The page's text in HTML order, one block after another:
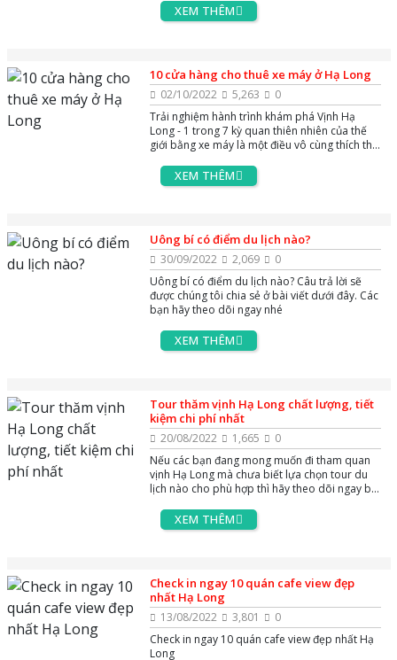
xa hoa và chất lượng phục vụ tiện nghi bậc
nhất.
XEM THÊM
10 cửa hàng cho thuê xe máy ở Hạ Long
02/10/2022 5,263
0
Trải nghiệm hành trình khám phá Vịnh Hạ
Long - 1 trong 7 kỳ quan thiên nhiên của thế
giới bằng xe máy là một điều vô cùng thích thú
cửa hàng, địa chỉ cho thuê xe máy cho bạn lựa
chọn. Nhưng làm sao để thuê xe máy Hạ Long
thuê xe máy ở Hạ Long cực uy tín và chất
lượng dưới đây nhé!
XEM THÊM
Uông bí có điểm du lịch nào?
30/09/2022 2,069
0
Uông bí có điểm du lịch nào? Câu trả lời sẽ
được chúng tôi chia sẻ ở bài viết dưới đây. Các
bạn hãy theo dõi ngay nhé
XEM THÊM
Tour thăm vịnh Hạ Long chất lượng, tiết
kiệm chi phí nhất
20/08/2022 1,665
0
Nếu các bạn đang mong muốn đi tham quan
vịnh Hạ Long mà chưa biết lựa chọn tour du
lịch nào cho phù hợp thì hãy theo dõi ngay bài
XEM THÊM
Check in ngay 10 quán cafe view đẹp
nhất Hạ Long
13/08/2022 3,801
0
Check in ngay 10 quán cafe view đẹp nhất Hạ
Long